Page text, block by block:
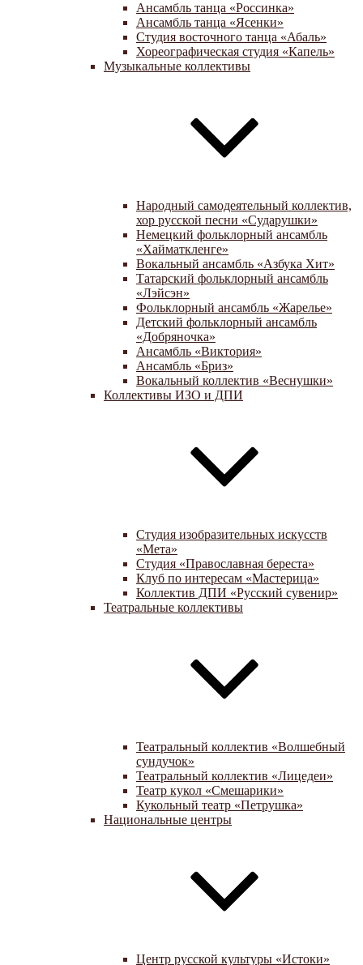
Ансамбль танца «Россинка»
Ансамбль танца «Ясенки»
Студия восточного танца «Абаль»
Хореографическая студия «Капель»
Музыкальные коллективы
Народный самодеятельный коллектив,
хор русской песни «Сударушки»
Немецкий фольклорный ансамбль
«Хайматкленге»
Вокальный ансамбль «Азбука Хит»
Татарский фольклорный ансамбль
«Лэйсэн»
Фольклорный ансамбль «Жарелье»
Детский фольклорный ансамбль
«Добряночка»
Ансамбль «Виктория»
Ансамбль «Бриз»
Вокальный коллектив «Веснушки»
Коллективы ИЗО и ДПИ
Студия изобразительных искусств
«Мета»
Студия «Православная береста»
Клуб по интересам «Мастерица»
Коллектив ДПИ «Русский сувенир»
Театральные коллективы
Театральный коллектив «Волшебный
сундучок»
Театральный коллектив «Лицедеи»
Театр кукол «Смешарики»
Кукольный театр «Петрушка»
Национальные центры
Центр русской культуры «Истоки»